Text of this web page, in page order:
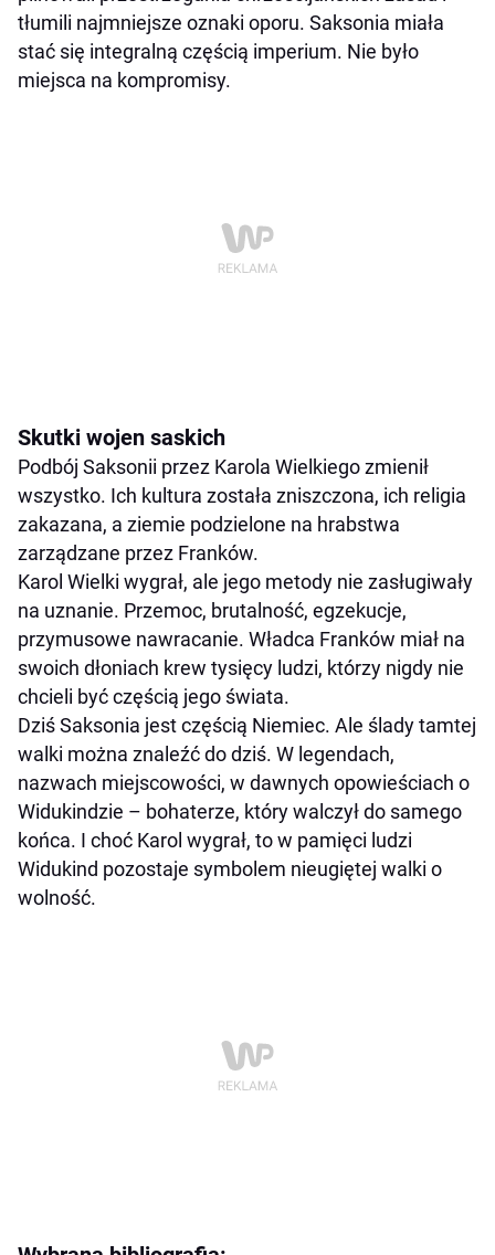
tłumili najmniejsze oznaki oporu. Saksonia miała
stać się integralną częścią imperium. Nie było
miejsca na kompromisy.
Skutki wojen saskich
Podbój Saksonii przez Karola Wielkiego zmienił
wszystko. Ich kultura została zniszczona, ich religia
zakazana, a ziemie podzielone na hrabstwa
zarządzane przez Franków.
Karol Wielki wygrał, ale jego metody nie zasługiwały
na uznanie. Przemoc, brutalność, egzekucje,
przymusowe nawracanie. Władca Franków miał na
swoich dłoniach krew tysięcy ludzi, którzy nigdy nie
chcieli być częścią jego świata.
Dziś Saksonia jest częścią Niemiec. Ale ślady tamtej
walki można znaleźć do dziś. W legendach,
nazwach miejscowości, w dawnych opowieściach o
Widukindzie – bohaterze, który walczył do samego
końca. I choć Karol wygrał, to w pamięci ludzi
Widukind pozostaje symbolem nieugiętej walki o
wolność.